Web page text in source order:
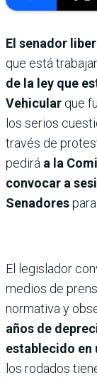
El senador
que está
de la ley que
Vehicular que
los serios
través de
pedirá a la
convocar a
Senadores
El legislador
medios de
normativa y
años de
establecido en
los rodados